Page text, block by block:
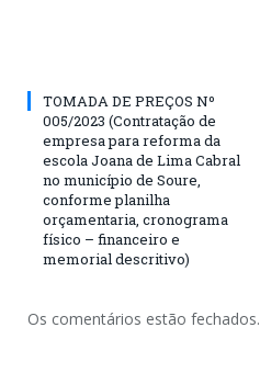
TOMADA DE PREÇOS Nº
005/2023 (Contratação de
empresa para reforma da
escola Joana de Lima Cabral
no município de Soure,
conforme planilha
orçamentaria, cronograma
físico – financeiro e
memorial descritivo)
Os comentários estão fechados.